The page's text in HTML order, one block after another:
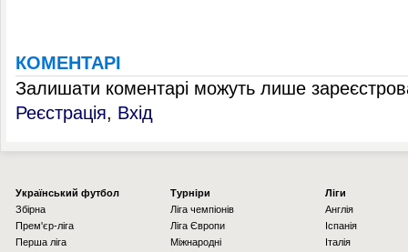
КОМЕНТАРІ
Залишати коментарі можуть лише
Реєстрація, Вхід
Українcький футбол
Збірна
Прем'єр-ліга
Перша ліга
Турніри
Ліга чемпіонів
Ліга Європи
Міжнародні
Ліги
Англія
Іспанія
Італія